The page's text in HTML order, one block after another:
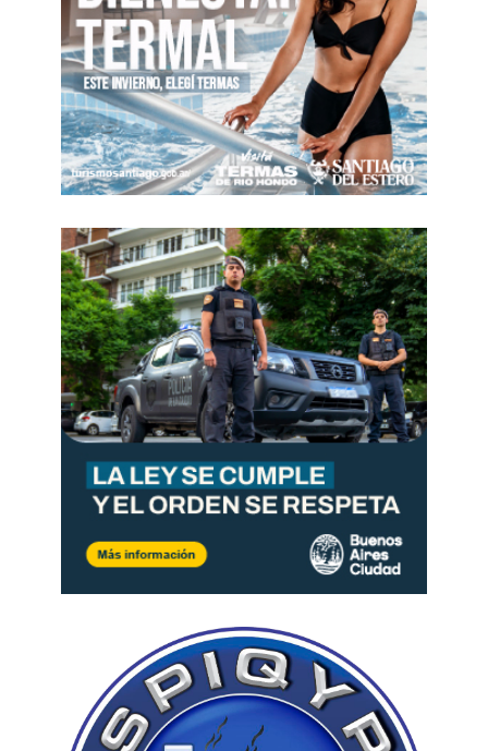
que el rey Juan Carlos le habló a Chávez.
(Aplausos) Mejor que lo que quiere hacer el
congresista Paul… Hay esperanza de que la
gente entienda la necesidad de mercados
abiertos, de la libertad… Yo creo que al
presidente Calderón, lo eligieron, pero yo creo
Sin contar con la participación de Corina
Machado en el golpe del 2002 (se podría decir
que eso ocurrió hace dos décadas y todos
pueden corregir en la marcha) sus últimas
peticiones públicas, en 2025, a una invasión
militar de Estados Unidos a Venezuela, la
inhabilitaban para cualquier Nobel de la Paz.
brutalidad imperialista apoyada por el clásico
cipayismo del colonizado con privilegios, dejaría
miles de muertos, sino una guerra civil o una
nueva Palestina a la cual desangrar con
sucesivos bombardeos y estratégicos “acuerdos
de paz”.